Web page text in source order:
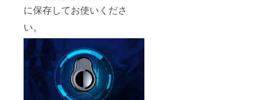
に保存してお使いくださ
い。